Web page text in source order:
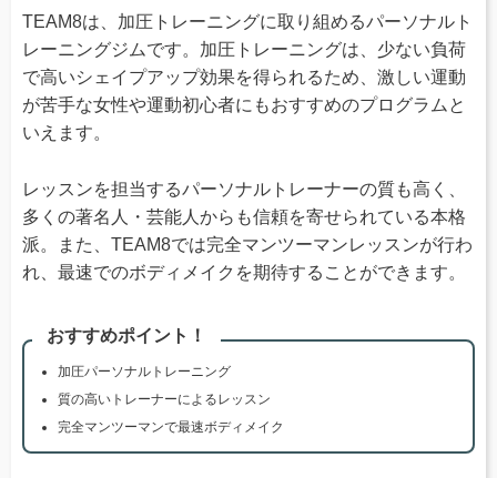
TEAM8は、加圧トレーニングに取り組めるパーソナルト
レーニングジムです。加圧トレーニングは、少ない負荷
で高いシェイプアップ効果を得られるため、激しい運動
が苦手な女性や運動初心者にもおすすめのプログラムと
いえます。
レッスンを担当するパーソナルトレーナーの質も高く、
多くの著名人・芸能人からも信頼を寄せられている本格
派。また、TEAM8では完全マンツーマンレッスンが行わ
れ、最速でのボディメイクを期待することができます。
おすすめポイント！
加圧パーソナルトレーニング
質の高いトレーナーによるレッスン
完全マンツーマンで最速ボディメイク